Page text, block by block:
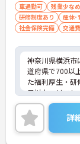
車通勤可 残業少なめ
研修制度あり
産休･
社会保険完備
交通
神奈川県横浜市
道府県で700以
た福利厚生・
日以上、リフレ
イフバランスを
興味のある方に
詳細をお話しい
い！
詳